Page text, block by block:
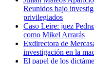
Reunidos bajo
privilegiados
Caso Leire: juez
como Mikel Arrarás
Exdirectora de
investigación en la
El papel de los